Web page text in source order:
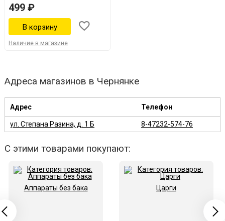
499 ₽
Наличие в магазине
Адреса магазинов в Чернянке
Адрес Телефон
ул. Степана Разина, д. 1 Б 8-47232-574-76
С этими товарами покупают:
Аппараты без бака Царги